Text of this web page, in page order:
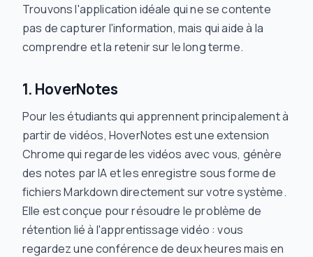
Trouvons l'application idéale qui ne se contente
pas de capturer l'information, mais qui aide à la
comprendre et la retenir sur le long terme.
1. HoverNotes
Pour les étudiants qui apprennent principalement à
partir de vidéos, HoverNotes est une extension
Chrome qui regarde les vidéos avec vous, génère
des notes par IA et les enregistre sous forme de
fichiers Markdown directement sur votre système.
Elle est conçue pour résoudre le problème de
rétention lié à l'apprentissage vidéo : vous
regardez une conférence de deux heures mais en